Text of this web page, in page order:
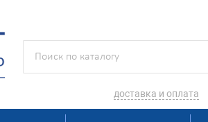
доставка и оплата